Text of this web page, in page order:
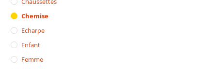
Chemise
Echarpe
Enfant
Femme